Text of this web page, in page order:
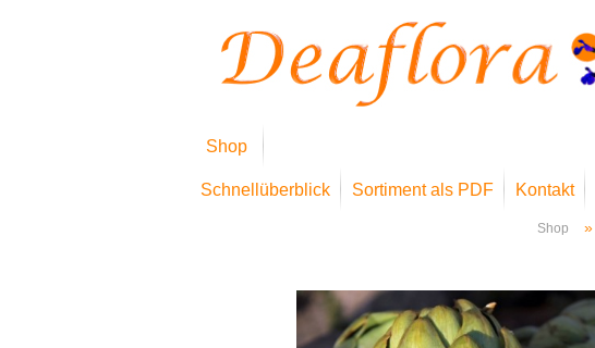
Shop
Schnellüberblick Sortiment als PDF Kontakt
Shop »